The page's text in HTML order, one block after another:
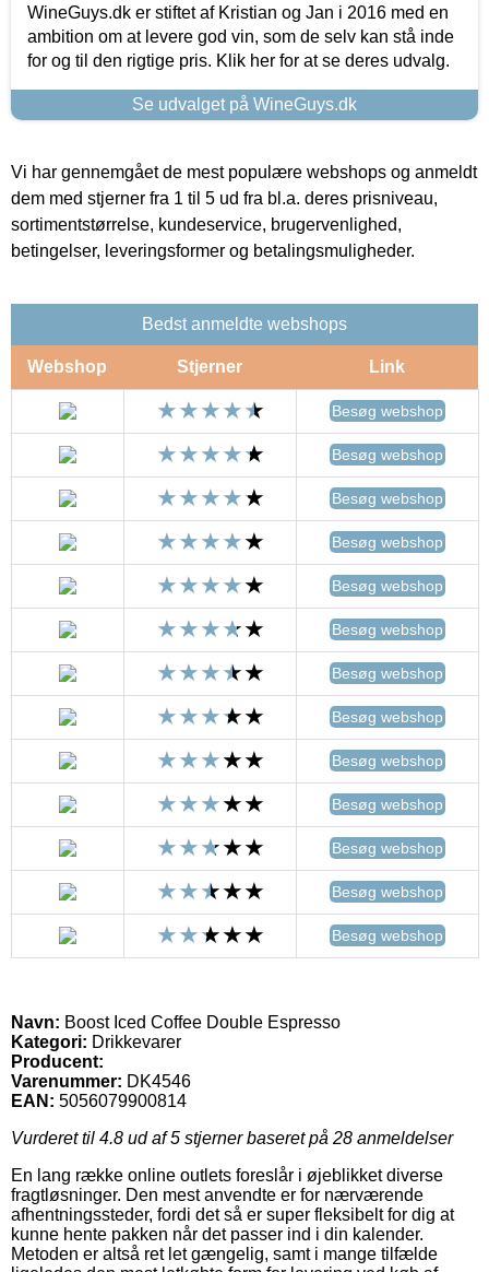
WineGuys.dk er stiftet af Kristian og Jan i 2016 med en
ambition om at levere god vin, som de selv kan stå inde
for og til den rigtige pris. Klik her for at se deres udvalg.
Se udvalget på WineGuys.dk
Vi har gennemgået de mest populære webshops og anmeldt
dem med stjerner fra 1 til 5 ud fra bl.a. deres prisniveau,
sortimentstørrelse, kundeservice, brugervenlighed,
betingelser, leveringsformer og betalingsmuligheder.
Bedst anmeldte webshops
Webshop Stjerner Link
Besøg webshop
Besøg webshop
Besøg webshop
Besøg webshop
Besøg webshop
Besøg webshop
Besøg webshop
Besøg webshop
Besøg webshop
Besøg webshop
Besøg webshop
Besøg webshop
Besøg webshop
Navn: Boost Iced Coffee Double Espresso
Kategori: Drikkevarer
Producent:
Varenummer: DK4546
EAN: 5056079900814
Vurderet til 4.8 ud af 5 stjerner baseret på 28 anmeldelser
En lang række online outlets foreslår i øjeblikket diverse
fragtløsninger. Den mest anvendte er for nærværende
afhentningssteder, fordi det så er super fleksibelt for dig at
kunne hente pakken når det passer ind i din kalender.
Metoden er altså ret let gængelig, samt i mange tilfælde